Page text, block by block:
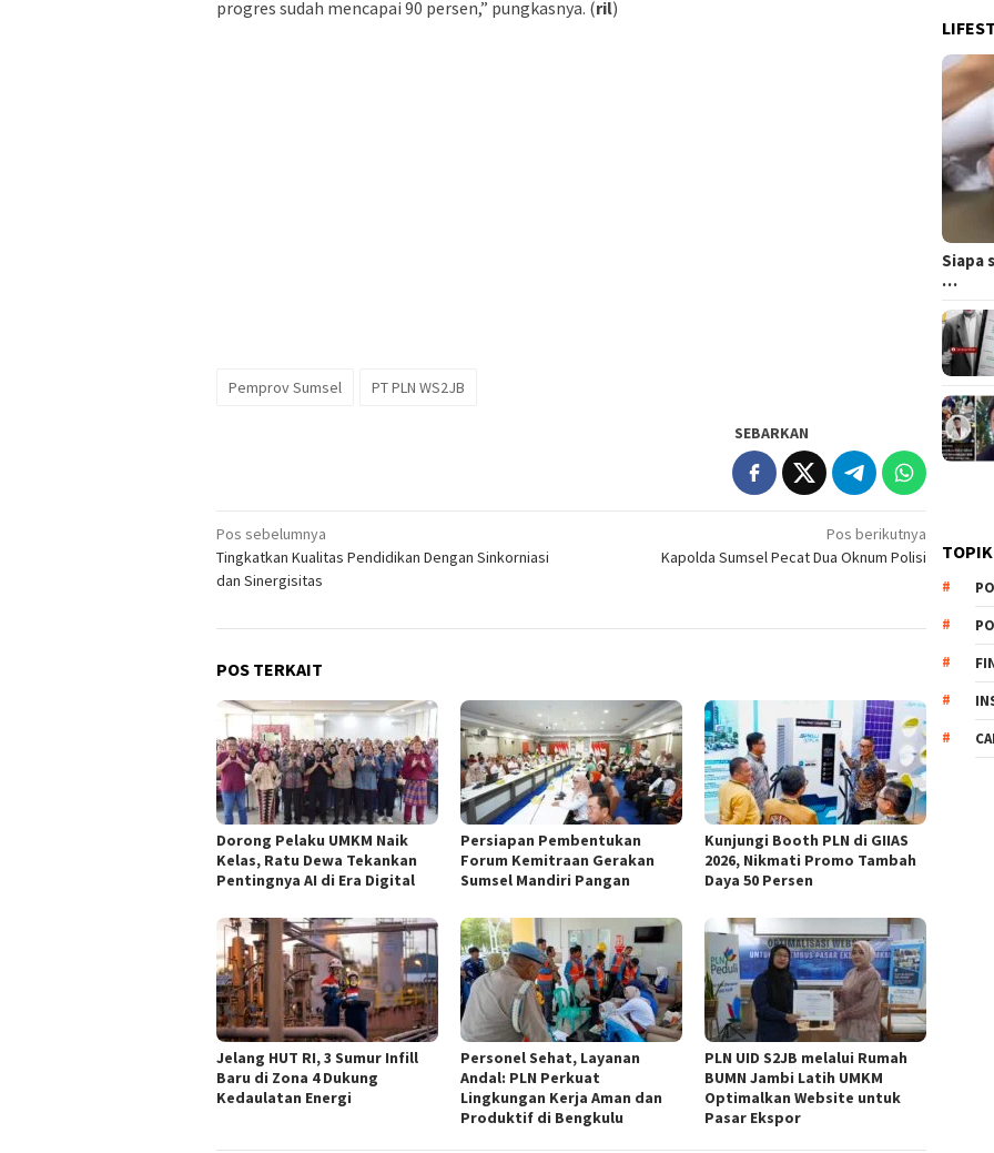
progres sudah mencapai 90 persen,” pungkasnya. (ril)
Pemprov Sumsel PT PLN WS2JB
SEBARKAN
Navigasi
pos
Pos sebelumnya
Tingkatkan Kualitas Pendidikan Dengan Sinkorniasi
dan Sinergisitas
Pos berikutnya
Kapolda Sumsel Pecat Dua Oknum Polisi
POS TERKAIT
Dorong Pelaku UMKM Naik
Kelas, Ratu Dewa Tekankan
Pentingnya AI di Era Digital
Persiapan Pembentukan
Forum Kemitraan Gerakan
Sumsel Mandiri Pangan
Kunjungi Booth PLN di GIIAS
2026, Nikmati Promo Tambah
Daya 50 Persen
Jelang HUT RI, 3 Sumur Infill
Baru di Zona 4 Dukung
Kedaulatan Energi
Personel Sehat, Layanan
Andal: PLN Perkuat
Lingkungan Kerja Aman dan
Produktif di Bengkulu
PLN UID S2JB melalui Rumah
BUMN Jambi Latih UMKM
Optimalkan Website untuk
Pasar Ekspor
Siapa
…